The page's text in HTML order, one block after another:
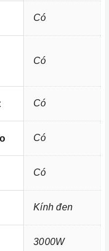
không
hợp
minh của bếp điện
thiết bị nhà bếp
Nam
Có
Có
Có
Có
Có
Kính đen
3000W